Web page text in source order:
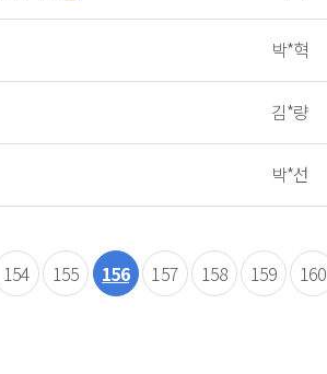
박*혁
김*량
박*선
154 155 156 157 158 159 160